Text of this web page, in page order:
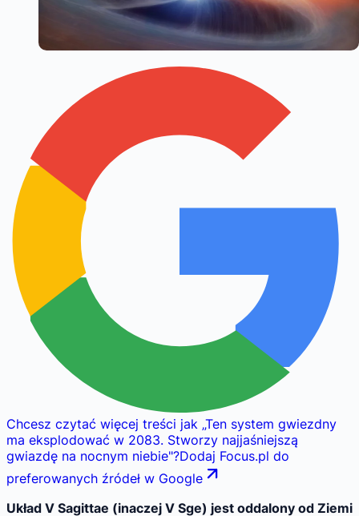
Chcesz czytać więcej treści jak „Ten system gwiezdny
ma eksplodować w 2083. Stworzy najjaśniejszą
gwiazdę na nocnym niebie"?Dodaj Focus.pl do
preferowanych źródeł w Google
Układ V Sagittae (inaczej V Sge) jest oddalony od Ziemi